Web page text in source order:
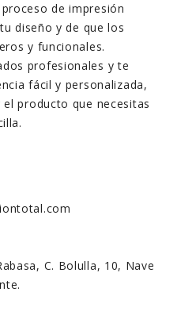
de impresión
diseño y de que los
y funcionales.
profesionales y te
fácil y personalizada,
producto que necesitas
C. Bolulla, 10, Nave